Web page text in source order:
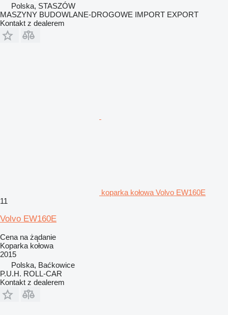
Polska, STASZÓW
MASZYNY BUDOWLANE-DROGOWE IMPORT EXPORT
Kontakt z dealerem
koparka kołowa Volvo EW160E
11
Volvo EW160E
Cena na żądanie
Koparka kołowa
2015
Polska, Baćkowice
P.U.H. ROLL-CAR
Kontakt z dealerem